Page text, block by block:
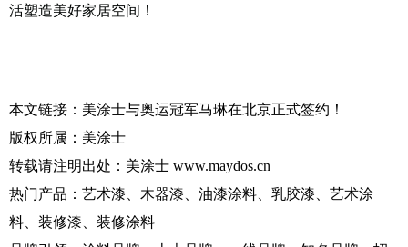
活塑造美好家居空间！
本文链接： 美涂士与奥运冠军马琳在北京正式签约！
版权所属： 美涂士
转载请注明出处： 美涂士 www.maydos.cn
热门产品：艺术漆、木器漆、油漆涂料、乳胶漆、艺术涂
料、装修漆、装修涂料